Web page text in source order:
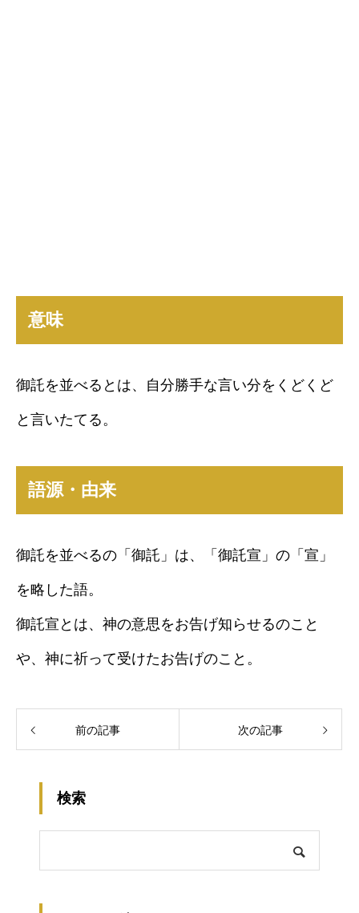
意味
御託を並べるとは、自分勝手な言い分をくどくど
と言いたてる。
語源・由来
御託を並べるの「御託」は、「御託宣」の「宣」
を略した語。
御託宣とは、神の意思をお告げ知らせるのこと
や、神に祈って受けたお告げのこと。
前の記事 次の記事
検索